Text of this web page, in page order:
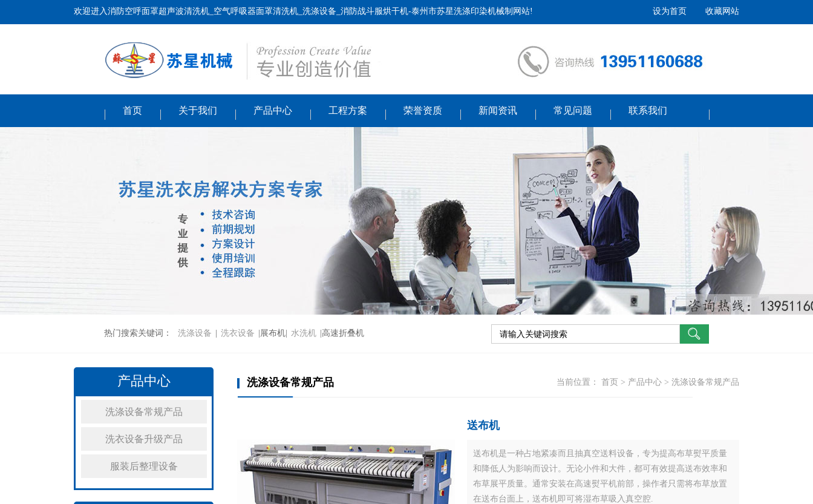
欢迎进入消防空呼面罩超声波清洗机_空气呼吸器面罩清洗机_洗涤设备_消防战斗服烘干机-泰州市苏星洗涤印染机械制网站! 收藏网站
设为首页
首页 关于我们 产品中心 工程方案 荣誉资质 新闻资讯 常见问题 联系我们
热门搜索关键词： 洗涤设备 洗衣设备 |展布机| 水洗机 |高速折叠机
产品中心
洗涤设备常规产品
洗衣设备升级产品
服装后整理设备
洗涤设备常规产品 当前位置： 首页 > 产品中心 > 洗涤设备常规产品
送布机
送布机是一种占地紧凑而且抽真空送料设备，专为提高布草熨平质量
和降低人为影响而设计。无论小件和大件，都可有效提高送布效率和
布草展平质量。通常安装在高速熨平机前部，操作者只需将布草放置
在送布台面上，送布机即可将湿布草吸入真空腔.